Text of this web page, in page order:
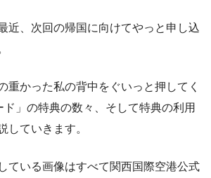
近、次回の帰国に向けてやっと申し込
重かった私の背中をぐいっと押してく
ド」の特典の数々、そして特典の利用
していきます。
ている画像はすべて関西国際空港公式